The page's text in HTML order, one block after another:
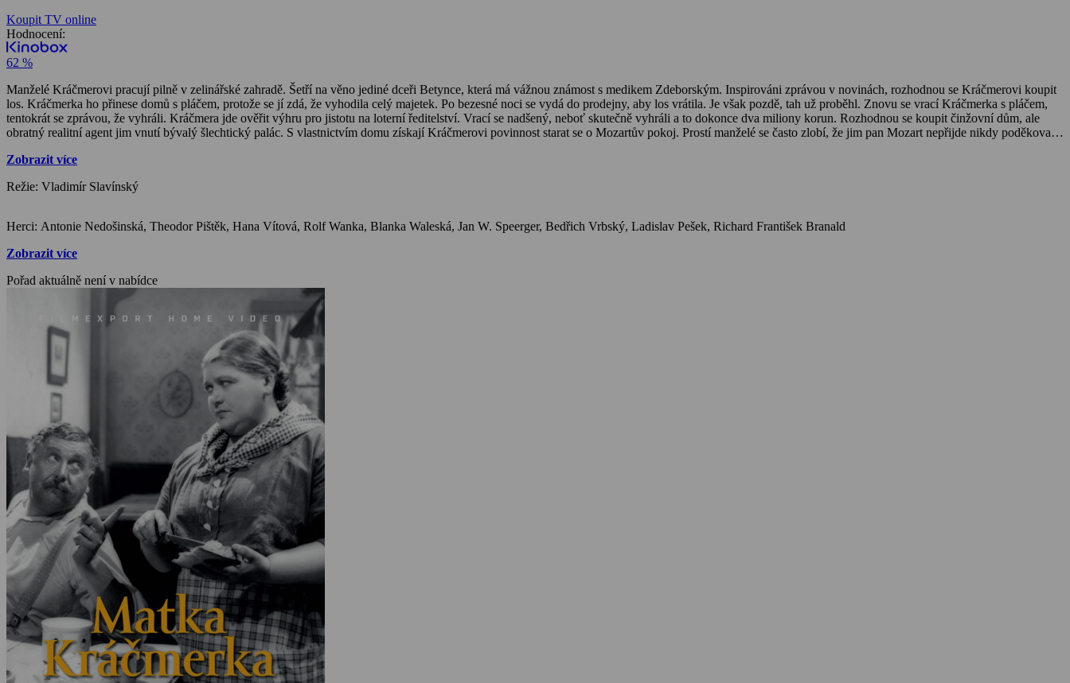
Koupit TV online
Hodnocení:
62 %
Manželé Kráčmerovi pracují pilně v zelinářské zahradě. Šetří na věno jediné dceři Betynce, která má vážnou známost s medikem Zdeborským. Inspirováni zprávou v novinách, rozhodnou se Kráčmerovi koupit
los. Kráčmerka ho přinese domů s pláčem, protože se jí zdá, že vyhodila celý majetek. Po bezesné noci se vydá do prodejny, aby los vrátila. Je však pozdě, tah už proběhl. Znovu se vrací Kráčmerka s pláčem,
tentokrát se zprávou, že vyhráli. Kráčmera jde ověřit výhru pro jistotu na loterní ředitelství. Vrací se nadšený, neboť skutečně vyhráli a to dokonce dva miliony korun. Rozhodnou se koupit činžovní dům, ale
obratný realitní agent jim vnutí bývalý šlechtický palác. S vlastnictvím domu získají Kráčmerovi povinnost starat se o Mozartův pokoj. Prostí manželé se často zlobí, že jim pan Mozart nepřijde nikdy poděkovat, i
lékaře.
Zobrazit více
Režie: Vladimír Slavínský
Herci: Antonie Nedošinská, Theodor Pištěk, Hana Vítová, Rolf Wanka, Blanka Waleská, Jan W. Speerger, Bedřich Vrbský, Ladislav Pešek, Richard František Branald
Zobrazit více
Pořad aktuálně není v nabídce